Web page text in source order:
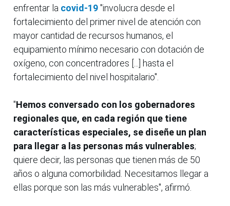
enfrentar la covid-19"involucra desde el
fortalecimiento del primer nivel de atención con
mayor cantidad de recursos humanos, el
equipamiento mínimo necesario con dotación de
oxígeno, con concentradores [...] hasta el
fortalecimiento del nivel hospitalario".
"Hemos conversado con los gobernadores
regionales que, en cada región que tiene
características especiales, se diseñe un plan
para llegar a las personas más vulnerables;
quiere decir, las personas que tienen más de 50
años o alguna comorbilidad. Necesitamos llegar a
ellas porque son las más vulnerables", afirmó.